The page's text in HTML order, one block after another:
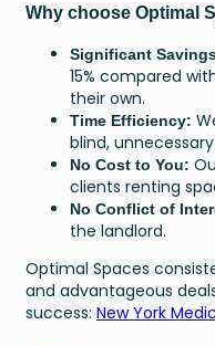
Why choose Optimal
Significant
15% compared
their own.
Time Efficiency:
blind,
No Cost to You:
clients renting
No Conflict of
the landlord.
Optimal Spaces
and advantageous
success: New York